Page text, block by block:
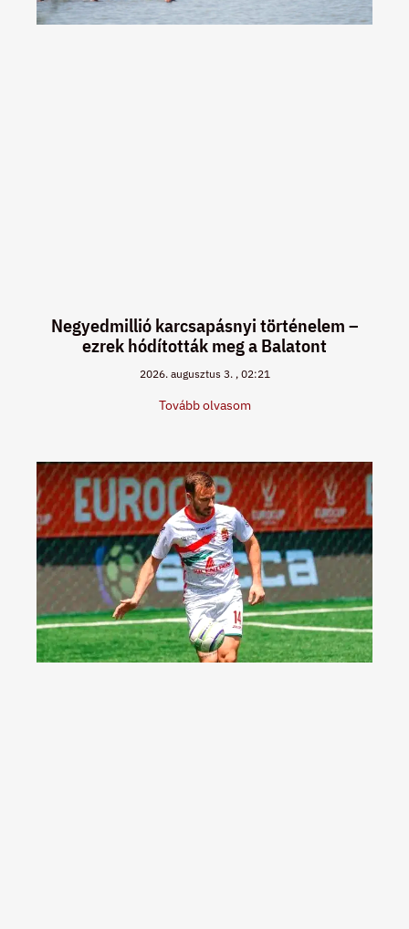
Negyedmillió karcsapásnyi történelem –
ezrek hódították meg a Balatont
2026. augusztus 3. 02:21
Tovább olvasom